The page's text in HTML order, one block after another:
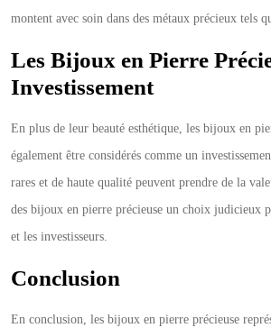
montent avec soin dans des métaux précieux tels
Les Bijoux en Pierre
Investissement
En plus de leur beauté esthétique, les bijoux en
également être considérés comme un
rares et de haute qualité peuvent prendre de la
des bijoux en pierre précieuse un choix judicieux
et les investisseurs.
Conclusion
En conclusion, les bijoux en pierre précieuse